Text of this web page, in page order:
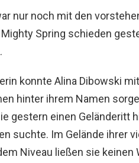
nur noch mit den
Spring schieden
konnte Alina Dibowski
hinter ihrem Namen
gestern einen Geländeritt
suchte. Im Gelände ihrer
Niveau ließen sie